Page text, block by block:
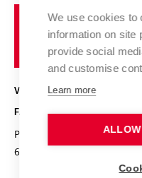
Pracovní nabídky
Den chemie
Chemici z VUT
Stipendia
Studijní předpisy
Projekty
Úspěchy a ocenění
Konference a soutěže
Kvalifikační řízení
Fórum Chemistry and Life
Střední školy a FCH
Popularizace vědy
Historie fakulty
Kalendář akcí
Fotogalerie
Absolventi
Reklamní předměty
Fakultní časopis
VYSOKÉ UČENÍ TECHNICKÉ
FAKULTA CHEMICKÁ
Purkyňova 464/118
612 00 Brno
We use cookies to
information on site
provide social
and customise
Learn more